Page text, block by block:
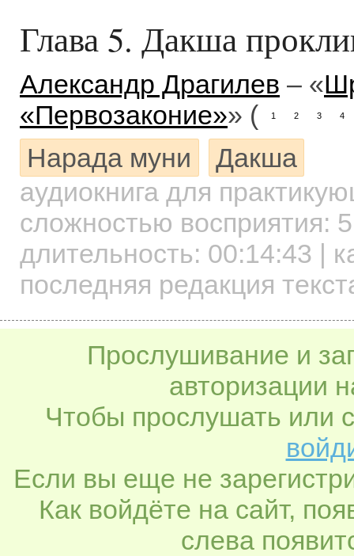
Глава 5. Дакша
Александр Драгилев – «
«Первозаконие»» ( 1 2 3 4
Нарада муни
Дакша
аудиокнига для
сложностью восприятия: 5
длительность: 00:14:43 |
последняя редакция
Прослушивание и
авторизации
Чтобы прослушать или
Если вы еще не
Как войдёте на сайт,
слева